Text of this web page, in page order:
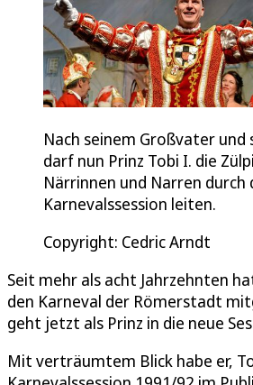
Nach seinem Großvater und
darf nun Prinz Tobi I. die
Närrinnen und Narren durch
Karnevalssession leiten.
Copyright: Cedric Arndt
Seit mehr als acht Jahrzehnten
den Karneval der Römerstadt
geht jetzt als Prinz in die neue
Mit verträumtem Blick habe er,